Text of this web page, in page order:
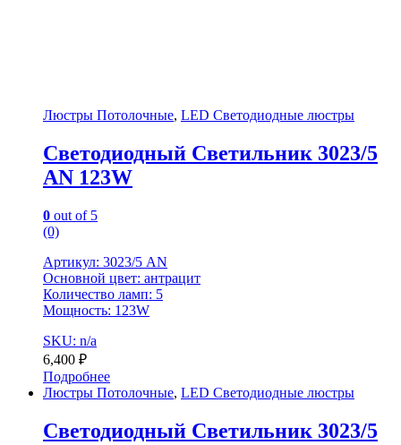
Люстры Потолочные, LED Светодиодные люстры
Светодиодный Светильник 3023/5
AN 123W
0 out of 5
(0)
Артикул: 3023/5 AN
Основной цвет: антрацит
Количество ламп: 5
Мощность: 123W
SKU: n/a
6,400 ₽
Подробнее
Люстры Потолочные, LED Светодиодные люстры
Светодиодный Светильник 3023/5